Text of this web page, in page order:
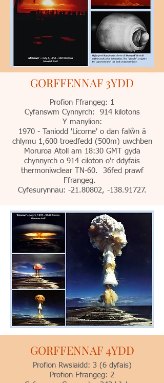
GORFFENNAF 3YDD
Profion Ffrangeg: 1
Cyfanswm Cynnyrch: 914 kilotons
Y manylion:
1970 - Taniodd 'Licorne' o dan falŵn â
chlymu 1,600 troedfedd (500m) uwchben
Moruroa Atoll am 18:30 GMT gyda
chynnyrch o 914 ciloton o'r ddyfais
thermoniwclear TN-60. 36fed prawf
Ffrangeg.
Cyfesurynnau: -21.80802, -138.91727.
GORFFENNAF 4YDD
Profion Rwsiaidd: 3 (6 dyfais)
Profion Ffrangeg: 2